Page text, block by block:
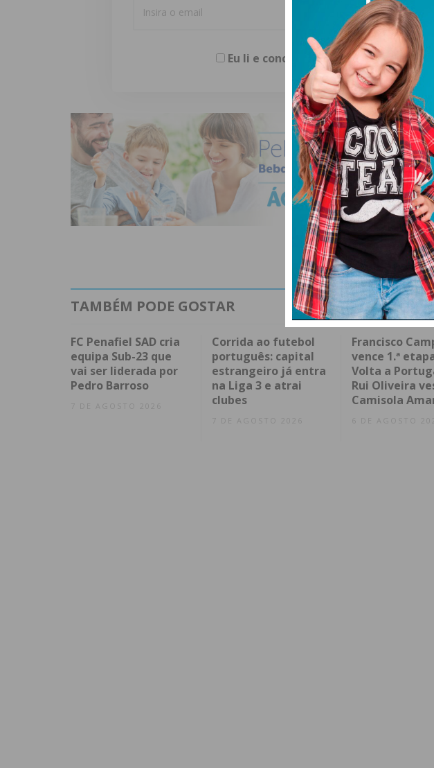
Eu li e concordo com ostermos e
TAMBÉM PODE GOSTAR
FC Penafiel SAD cria
equipa Sub-23 que
vai ser liderada por
Pedro Barroso
7 DE AGOSTO 2026
Corrida ao futebol
português: capital
estrangeiro já entra
na Liga 3 e atrai
clubes
7 DE AGOSTO 2026
Francisco
vence 1.ª
Volta a
Rui Oliveira
Camisola
6 DE AGOSTO